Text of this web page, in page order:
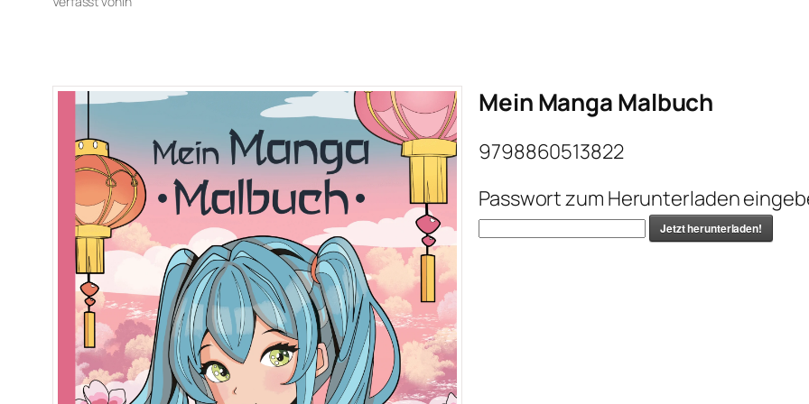
Mein Manga Malbuch
9798860513822
Passwort zum Herunterladen
Jetzt herunterladen!